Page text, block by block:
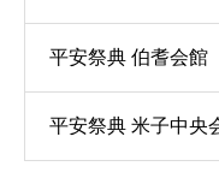
平安祭典 伯耆会館
平安祭典 米子中央